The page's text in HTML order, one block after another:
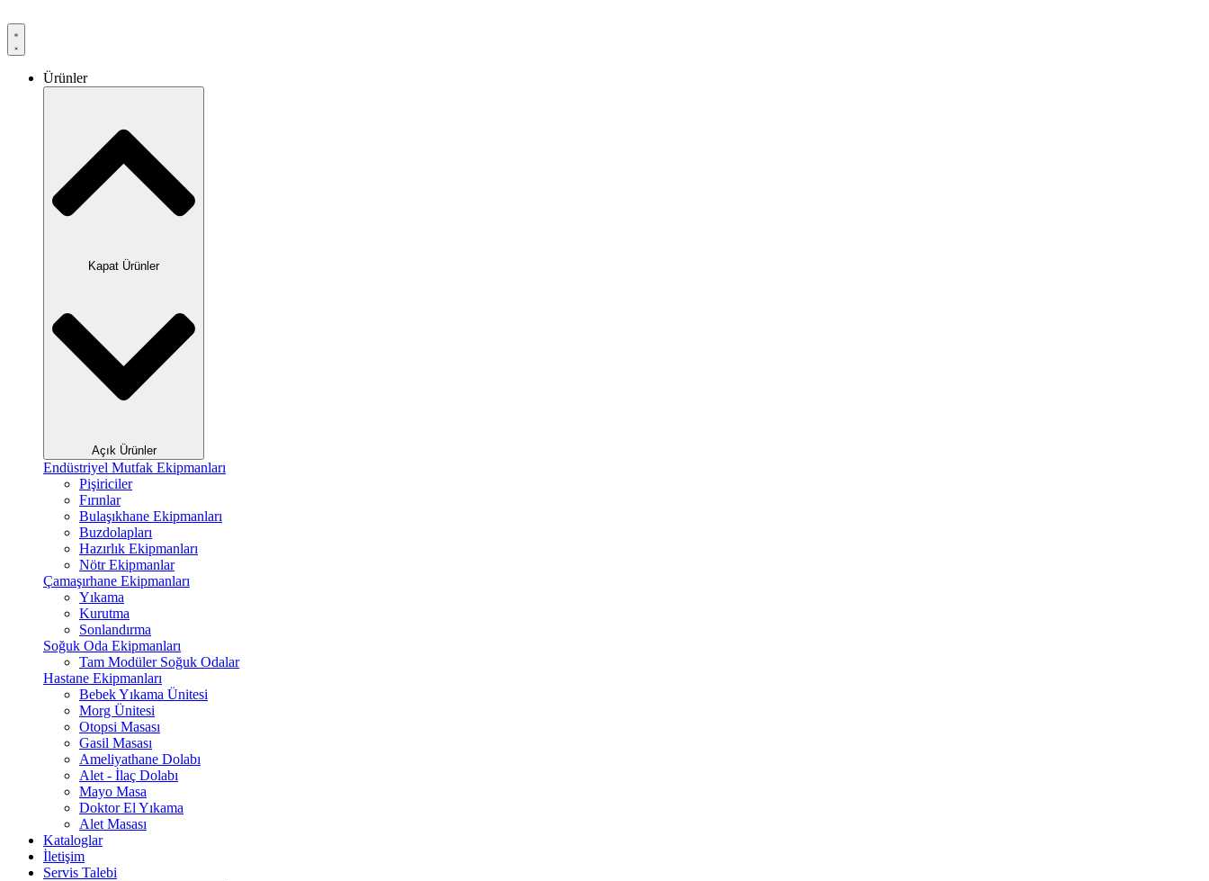
Ürünler
Kapat Ürünler
Açık Ürünler
Endüstriyel Mutfak Ekipmanları
Pişiriciler
Fırınlar
Bulaşıkhane Ekipmanları
Buzdolapları
Hazırlık Ekipmanları
Nötr Ekipmanlar
Çamaşırhane Ekipmanları
Yıkama
Kurutma
Sonlandırma
Soğuk Oda Ekipmanları
Tam Modüler Soğuk Odalar
Hastane Ekipmanları
Bebek Yıkama Ünitesi
Morg Ünitesi
Otopsi Masası
Gasil Masası
Ameliyathane Dolabı
Alet - İlaç Dolabı
Mayo Masa
Doktor El Yıkama
Alet Masası
Kataloglar
İletişim
Servis Talebi